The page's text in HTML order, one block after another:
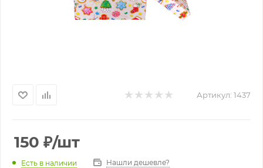
Артикул: 1437
150 ₽/шт
Есть в наличии Нашли дешевле?